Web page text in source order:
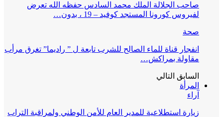
صاحب الجلالة الملك محمد السادس حفظه الله تعرض
لفيروس كورونا المستجد كوفيد – 19 ، بدون…
صحة
انفجار قناة للماء الصالح للشرب تابعة ل ” راديما” تغرق مرأب
مقاولة بمراكش…
السابق التالي
المرأة
آراء
زيارة استطلاعية للمدير العام للأمن الوطني ولمراقبة التراب